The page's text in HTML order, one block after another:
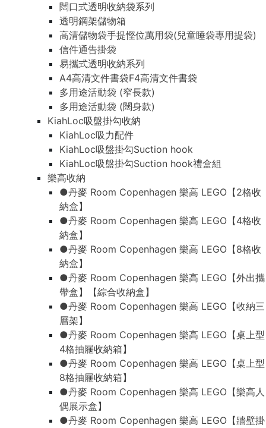
闊口式透明收納袋系列
透明鋼架儲物箱
高清儲物袋手提慳位萬用袋(兒童睡袋專用提袋)
信件通告掛袋
易攜式透明收納系列
A4高清文件書袋F4高清文件書袋
多用途活動袋 (窄長款)
多用途活動袋 (闊身款)
KiahLoc吸盤掛勾收納
KiahLoc吸力配件
KiahLoc吸盤掛勾Suction hook
KiahLoc吸盤掛勾Suction hook禮盒組
樂高收納
●丹麥 Room Copenhagen 樂高 LEGO【2格收
納盒】
●丹麥 Room Copenhagen 樂高 LEGO【4格收
納盒】
●丹麥 Room Copenhagen 樂高 LEGO【8格收
納盒】
●丹麥 Room Copenhagen 樂高 LEGO【外出攜
帶盒】【綜合收納盒】
●丹麥 Room Copenhagen 樂高 LEGO【收納三
層架】
●丹麥 Room Copenhagen 樂高 LEGO【桌上型
4格抽屜收納箱】
●丹麥 Room Copenhagen 樂高 LEGO【桌上型
8格抽屜收納箱】
●丹麥 Room Copenhagen 樂高 LEGO【樂高人
偶展示盒】
●丹麥 Room Copenhagen 樂高 LEGO【牆壁掛